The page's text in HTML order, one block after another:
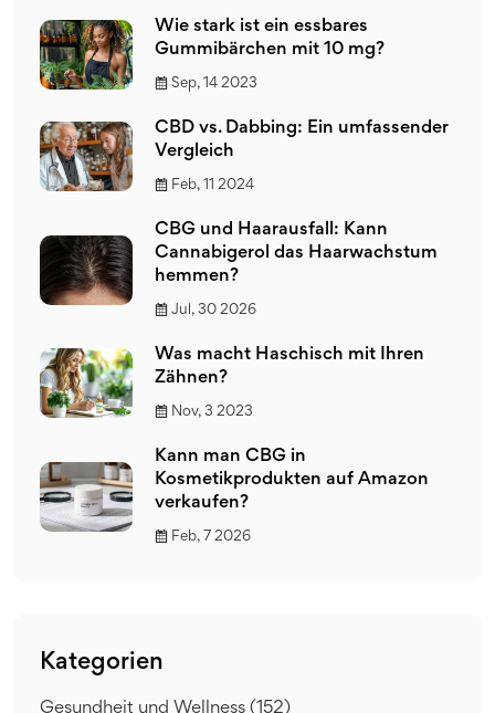
Wie stark ist ein essbares
Gummibärchen mit 10 mg?
Sep, 14 2023
CBD vs. Dabbing: Ein umfassender
Vergleich
Feb, 11 2024
CBG und Haarausfall: Kann
Cannabigerol das Haarwachstum
hemmen?
Jul, 30 2026
Was macht Haschisch mit Ihren
Zähnen?
Nov, 3 2023
Kann man CBG in
Kosmetikprodukten auf Amazon
verkaufen?
Feb, 7 2026
Kategorien
Gesundheit und Wellness (152)